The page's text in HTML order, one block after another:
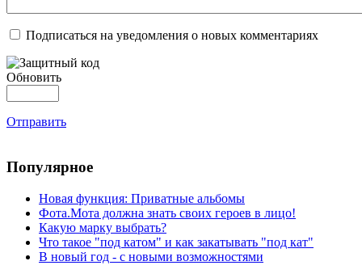
Подписаться на уведомления о новых комментариях
Обновить
Отправить
Популярное
Новая функция: Приватные альбомы
Фота.Мота должна знать своих героев в лицо!
Какую марку выбрать?
Что такое "под катом" и как закатывать "под кат"
В новый год - с новыми возможностями